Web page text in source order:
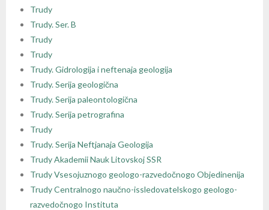
Trudy
Trudy. Ser. B
Trudy
Trudy
Trudy. Gidrologija i neftenaja geologija
Trudy. Serija geologična
Trudy. Serija paleontologična
Trudy. Serija petrografina
Trudy
Trudy. Serija Neftjanaja Geologija
Trudy Akademii Nauk Litovskoj SSR
Trudy Vsesojuznogo geologo-razvedočnogo Objedinenija
Trudy Centralnogo naučno-issledovatelskogo geologo-
razvedočnogo Instituta